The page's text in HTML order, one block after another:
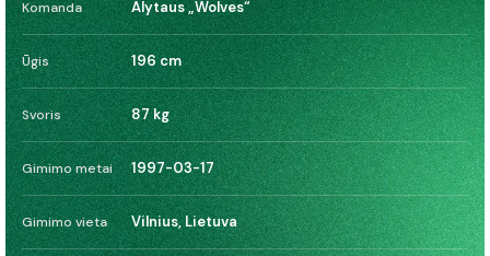
Komanda Alytaus „Wolves“
Ūgis 196 cm
Svoris 87 kg
Gimimo metai 1997-03-17
Gimimo vieta Vilnius, Lietuva